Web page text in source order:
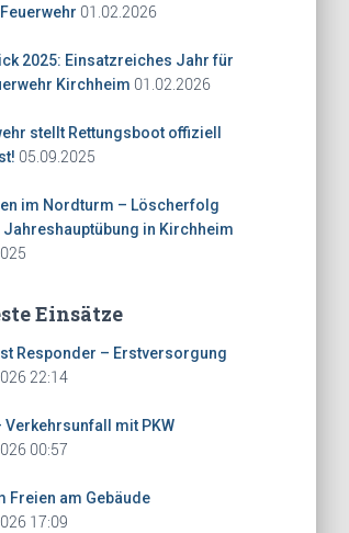
01.02.2026
2025: Einsatzreiches Jahr für
Kirchheim 01.02.2026
stellt Rettungsboot offiziell
05.09.2025
im Nordturm – Löscherfolg
Jahreshauptübung in Kirchheim
Einsätze
Responder – Erstversorgung
22:14
Verkehrsunfall mit PKW
00:57
Freien am Gebäude
17:09